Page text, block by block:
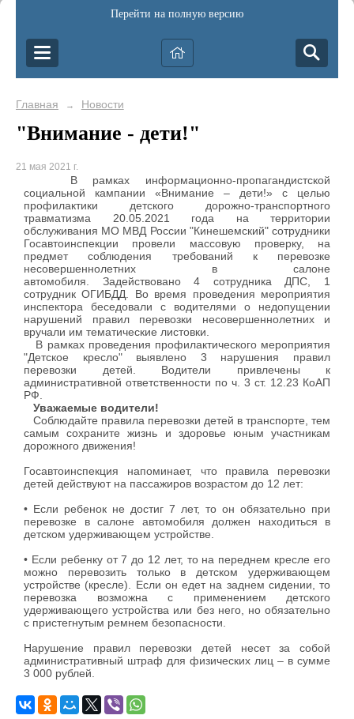
Перейти на полную версию
Главная → Новости
"Внимание - дети!"
21 мая 2021 г.
В рамках информационно-пропагандистской
социальной кампании «Внимание – дети!» с целью
профилактики детского дорожно-транспортного
травматизма 20.05.2021 года на территории
обслуживания МО МВД России "Кинешемский" сотрудники
Госавтоинспекции провели массовую проверку, на
предмет соблюдения требований к перевозке
несовершеннолетних в салоне
автомобиля. Задействовано 4 сотрудника ДПС, 1
сотрудник ОГИБДД. Во время проведения мероприятия
инспектора беседовали с водителями о недопущении
нарушений правил перевозки несовершеннолетних и
вручали им тематические листовки.
В рамках проведения профилактического мероприятия
"Детское кресло" выявлено 3 нарушения правил
перевозки детей. Водители привлечены к
административной ответственности по ч. 3 ст. 12.23 КоАП
РФ.
Уважаемые водители!
Соблюдайте правила перевозки детей в транспорте, тем
самым сохраните жизнь и здоровье юным участникам
дорожного движения!
Госавтоинспекция напоминает, что правила перевозки
детей действуют на пассажиров возрастом до 12 лет:
• Если ребенок не достиг 7 лет, то он обязательно при
перевозке в салоне автомобиля должен находиться в
детском удерживающем устройстве.
• Если ребенку от 7 до 12 лет, то на переднем кресле его
можно перевозить только в детском удерживающем
устройстве (кресле). Если он едет на заднем сидении, то
перевозка возможна с применением детского
удерживающего устройства или без него, но обязательно
с пристегнутым ремнем безопасности.
Нарушение правил перевозки детей несет за собой
административный штраф для физических лиц – в сумме
3 000 рублей.